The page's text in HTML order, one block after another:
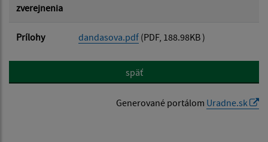
zverejnenia
Prílohy dandasova.pdf (PDF, 188.98KB )
späť
Generované portálom Uradne.sk